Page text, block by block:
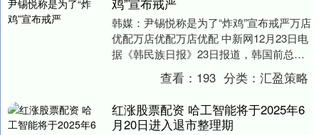
鸡”宣布戒严
韩媒：尹锡悦称是为了“炸鸡”宣布戒严万店
优配万店优配万店优配 中新网12月23日电
据《韩民族日报》23日报道，韩国前总统
尹锡悦22日出席审判时声称，国会削减
查看： 193 分类：汇盈策略
红涨股票配资 哈工智能将于2025年6
月20日进入退市整理期